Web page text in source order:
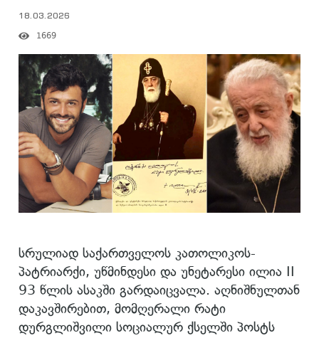
18.03.2026
1669
სრულიად საქართველოს კათოლიკოს-
პატრიარქი, უწმინდესი და უნეტარესი ილია II
93 წლის ასაკში გარდაიცვალა. აღნიშნულთან
დაკავშირებით, მომღერალი რატი
დურგლიშვილი სოციალურ ქსელში პოსტს